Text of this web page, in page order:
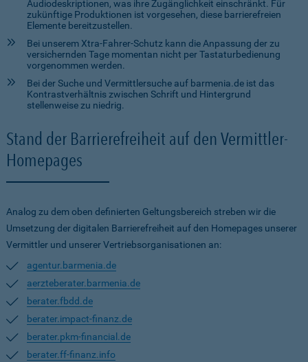
Audiodeskriptionen, was ihre Zugänglichkeit einschränkt. Für
zukünftige Produktionen ist vorgesehen, diese barrierefreien
Elemente bereitzustellen.
Bei unserem Xtra-Fahrer-Schutz kann die Anpassung der zu
versichernden Tage momentan nicht per Tastaturbedienung
vorgenommen werden.
Bei der Suche und Vermittlersuche auf barmenia.de ist das
Kontrastverhältnis zwischen Schrift und Hintergrund
stellenweise zu niedrig.
Stand der Barrierefreiheit auf den Vermittler-
Homepages
Analog zu dem oben definierten Geltungsbereich streben wir die
Umsetzung der digitalen Barrierefreiheit auf den Homepages unserer
Vermittler und unserer Vertriebsorganisationen an:
agentur.barmenia.de
aerzteberater.barmenia.de
berater.fbdd.de
berater.impact-finanz.de
berater.pkm-financial.de
berater.ff-finanz.info